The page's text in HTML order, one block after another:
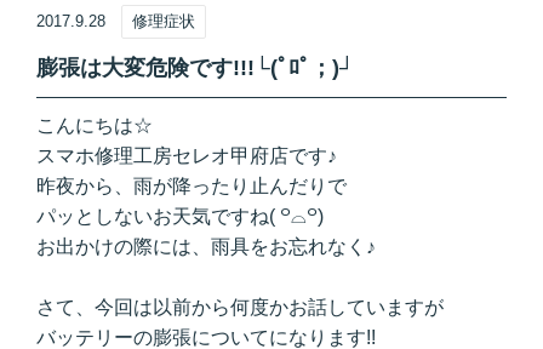
2017.9.28 修理症状
膨張は大変危険です!!!└(ﾟﾛﾟ；)┘
こんにちは☆
スマホ修理工房セレオ甲府店です♪
昨夜から、雨が降ったり止んだりで
パッとしないお天気ですね( ꒪⌓꒪)
お出かけの際には、雨具をお忘れなく♪
さて、今回は以前から何度かお話していますが
バッテリーの膨張についてになります!!